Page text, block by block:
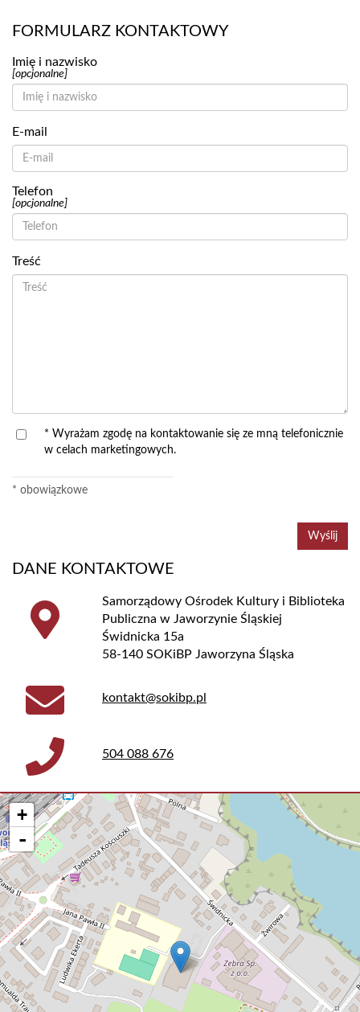
FORMULARZ KONTAKTOWY
Imię i nazwisko
[opcjonalne]
E-mail
Telefon
[opcjonalne]
Treść
* Wyrażam zgodę na kontaktowanie się ze mną telefonicznie
w celach marketingowych.
* obowiązkowe
DANE KONTAKTOWE
Samorządowy Ośrodek Kultury i Biblioteka
Publiczna w Jaworzynie Śląskiej
Świdnicka 15a
58-140 SOKiBP Jaworzyna Śląska
kontakt@sokibp.pl
504 088 676
+
-